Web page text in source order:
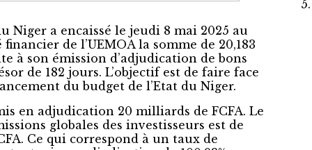
Niger a encaissé le jeudi 8 mai 2025 au
de l’UEMOA la somme de 20,183
à son émission d’adjudication de bons
de 182 jours. L’objectif est de faire face
du budget de l’Etat du Niger.
en adjudication 20 milliards de FCFA. Le
globales des investisseurs est de
Ce qui correspond à un taux de